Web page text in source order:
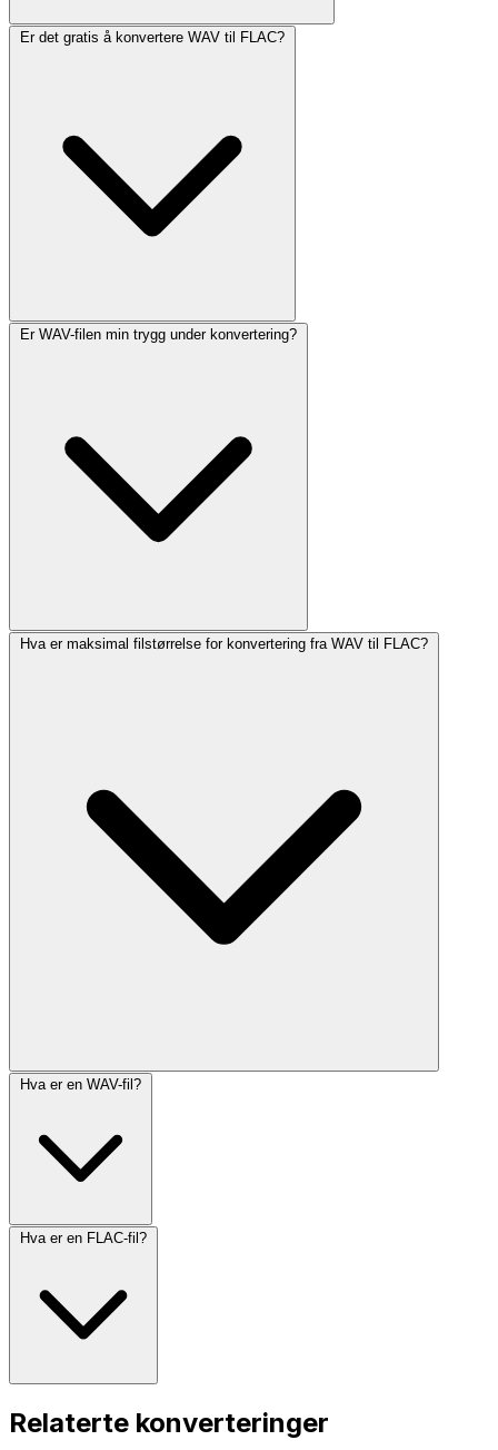
Er det gratis å konvertere WAV til FLAC?
Er WAV-filen min trygg under konvertering?
Hva er maksimal filstørrelse for konvertering fra WAV til FLAC?
Hva er en WAV-fil?
Hva er en FLAC-fil?
Relaterte konverteringer